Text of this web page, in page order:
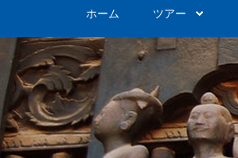
ホーム ツアー